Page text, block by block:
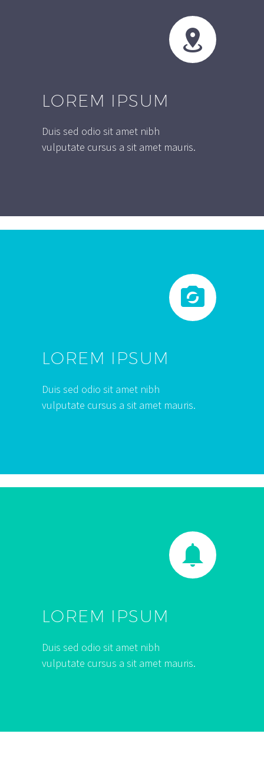


LOREM IPSUM
Duis sed odio sit amet nibh
vulputate cursus a sit amet mauris.


LOREM IPSUM
Duis sed odio sit amet nibh
vulputate cursus a sit amet mauris.


LOREM IPSUM
Duis sed odio sit amet nibh
vulputate cursus a sit amet mauris.